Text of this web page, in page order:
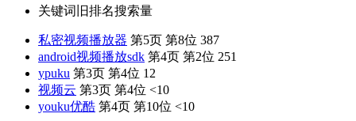
关键词 旧排名搜索量
私密视频播放器 第5页 第8位 387
android视频播放sdk 第4页 第2位 251
ypuku 第3页 第4位 12
视频云 第3页 第4位 <10
youku优酷 第4页 第10位 <10